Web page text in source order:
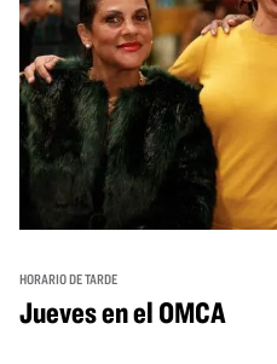
HORARIO DE TARDE
Jueves en el OMCA